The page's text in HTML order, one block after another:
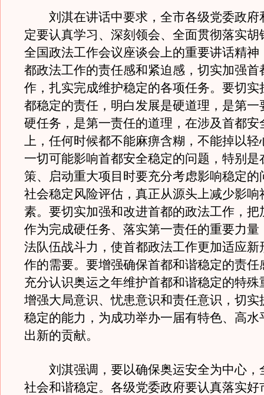
刘淇在讲话中要求，全市各级党委政府
定要认真学习、深刻领会、全面贯彻落实胡
全国政法工作会议座谈会上的重要讲话精神
都政法工作的责任感和紧迫感，切实加强首
作，扎实完成维护稳定的各项任务。要切实
都稳定的责任，明白发展是硬道理，是第一
硬任务，是第一责任的道理，在涉及首都安
上，任何时候都不能麻痹含糊，不能掉以轻
一切可能影响首都安全稳定的问题，特别是
策、启动重大项目时要充分考虑影响稳定的
社会稳定风险评估，真正从源头上减少影响
素。要切实加强和改进首都的政法工作，把
作为完成硬任务、落实第一责任的重要力量
法队伍战斗力，使首都政法工作更加适应新
作的需要。要增强确保首都和谐稳定的责任
充分认识奥运之年维护首都和谐稳定的特殊
增强大局意识、忧患意识和责任意识，切实
稳定的能力，为成功举办一届有特色、高水
出新的贡献。
刘淇强调，要以确保奥运安全为中心，
社会和谐稳定。各级党委政府要认真落实好